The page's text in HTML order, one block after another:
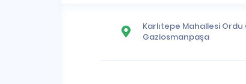
Karlıtepe Mahallesi Ordu
Gaziosmanpaşa